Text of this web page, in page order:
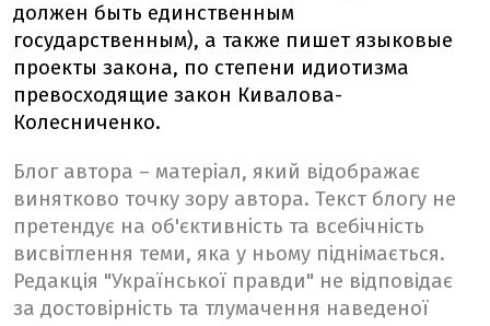
должен быть единственным
государственным), а также пишет языковые
проекты закона, по степени идиотизма
превосходящие закон Кивалова-
Колесниченко.
Блог автора – матеріал, який відображає
винятково точку зору автора. Текст блогу не
претендує на об'єктивність та всебічність
висвітлення теми, яка у ньому піднімається.
Редакція "Української правди" не відповідає
за достовірність та тлумачення наведеної